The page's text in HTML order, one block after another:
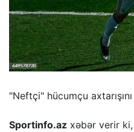
"Neftçi" hücumçu
Sportinfo.az xəbər verir ki,